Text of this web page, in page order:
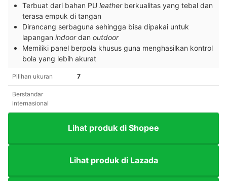
Terbuat dari bahan PU leather berkualitas yang tebal dan
terasa empuk di tangan
Dirancang serbaguna sehingga bisa dipakai untuk
lapangan indoordan outdoor
Memiliki panel berpola khusus guna menghasilkan kontrol
bola yang lebih akurat
Pilihan ukuran 7
Berstandar
internasional
Lihat produk di Shopee
Lihat produk di Lazada